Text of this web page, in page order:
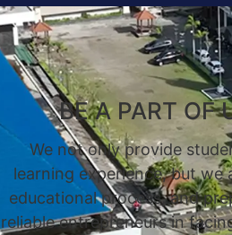
BE A PART OF
We not only provide
learning experience, but we
educational process, and
reliable entrepreneurs in